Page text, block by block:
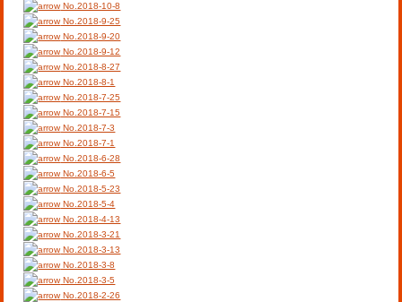
No.2018-10-8
No.2018-9-25
No.2018-9-20
No.2018-9-12
No.2018-8-27
No.2018-8-1
No.2018-7-25
No.2018-7-15
No.2018-7-3
No.2018-7-1
No.2018-6-28
No.2018-6-5
No.2018-5-23
No.2018-5-4
No.2018-4-13
No.2018-3-21
No.2018-3-13
No.2018-3-8
No.2018-3-5
No.2018-2-26